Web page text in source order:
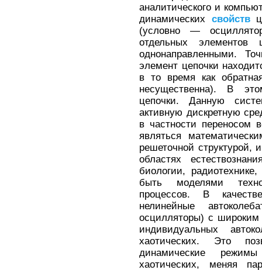
аналитического и
динамических свойств
(условно —
отдельных элементов
однонаправленными.
элемент цепочки
в то время как
несущественна). В
цепочки. Данную
активную дискретную
в частности переносом
являться
решеточной
областях
биологии,
быть моделями
процессов. В
нелинейные
осцилляторы) с широким
индивидуальных
хаотических. Это
динамические
хаотических, меняя